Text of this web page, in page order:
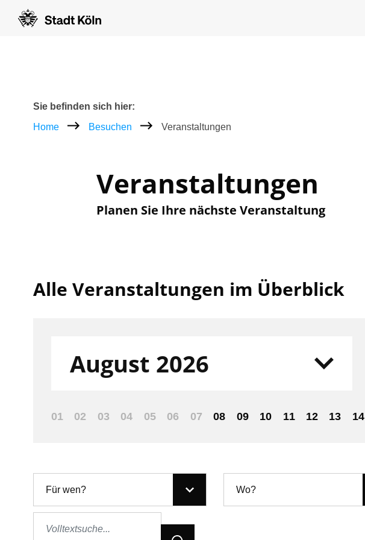
Breadcrumb
Sie befinden sich hier:
Home
Besuchen Veranstaltungen
Veranstaltungen
Planen Sie Ihre nächste Veranstaltung
Alle Veranstaltungen im Überblick
August 2026
01 02 03 04 05 06 07 08 09 10 11 12 13 14
Für wen? Wo?